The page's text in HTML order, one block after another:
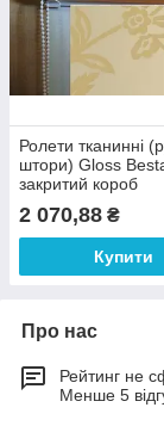
Ролети тканинні
штори) Gloss
закритий короб
2 070,88 ₴
Купити
Про нас
Рейтинг не
Менше 5